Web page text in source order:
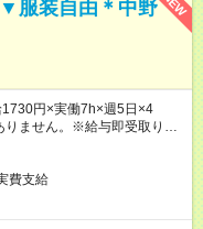
▼服装自由＊中野
円×実働7h×週5日×4
ません。※給与即受取りサ
費支給